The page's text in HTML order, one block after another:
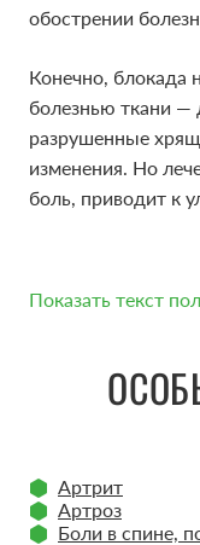
обострении
Конечно, блокада
болезнью ткани —
разрушенные
изменения. Но
боль, приводит к
Показать текст
БЛОКАДЫ
Лекарственные
Артрит
Артроз
Боли в спине,